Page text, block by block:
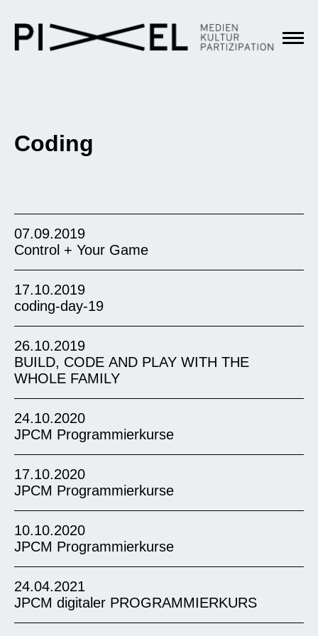
Coding
07.09.2019
Control + Your Game
Wo: Tag 1: Erfindergarden (Tumblingerstr 29)
Tag 2: Pixel (Rosenheimer Str. 5) Euch ist
Gaming alleine nicht genug? Ihr wollt
17.10.2019
coding-day-19
26.10.2019
BUILD, CODE AND PLAY WITH THE
WHOLE FAMILY
24.10.2020
JPCM Programmierkurse
17.10.2020
JPCM Programmierkurse
10.10.2020
JPCM Programmierkurse
24.04.2021
JPCM digitaler PROGRAMMIERKURS